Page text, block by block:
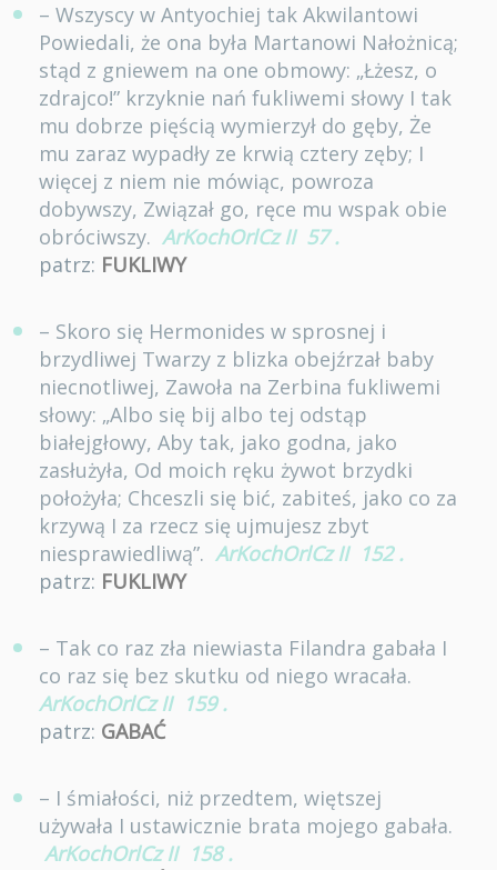
– Wszyscy w Antyochiej tak Akwilantowi
Powiedali, że ona była Martanowi Nałożnicą;
stąd z gniewem na one obmowy: „Łżesz, o
zdrajco!” krzyknie nań fukliwemi słowy I tak
mu dobrze pięścią wymierzył do gęby, Że
mu zaraz wypadły ze krwią cztery zęby; I
więcej z niem nie mówiąc, powroza
dobywszy, Związał go, ręce mu wspak obie
obróciwszy. ArKochOrlCz II 57 .
patrz: FUKLIWY
– Skoro się Hermonides w sprosnej i
brzydliwej Twarzy z blizka obejźrzał baby
niecnotliwej, Zawoła na Zerbina fukliwemi
słowy: „Albo się bij albo tej odstąp
białejgłowy, Aby tak, jako godna, jako
zasłużyła, Od moich ręku żywot brzydki
położyła; Chceszli się bić, zabiteś, jako co za
krzywą I za rzecz się ujmujesz zbyt
niesprawiedliwą”. ArKochOrlCz II 152 .
patrz: FUKLIWY
– Tak co raz zła niewiasta Filandra gabała I
co raz się bez skutku od niego wracała.
ArKochOrlCz II 159 .
patrz: GABAĆ
– I śmiałości, niż przedtem, więtszej
używała I ustawicznie brata mojego gabała.
ArKochOrlCz II 158 .